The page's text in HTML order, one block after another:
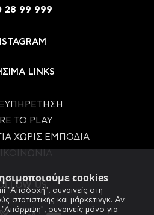
cookies
"Αποδοχή", συναινείς στη
στατιστικής και μάρκετινγκ. Αν
"Απόρριψη", συναινείς μόνο για
28 99 999
LINKS
TO PLAY
ΧΩΡΙΣ ΕΜΠΟΔΙΑ
US